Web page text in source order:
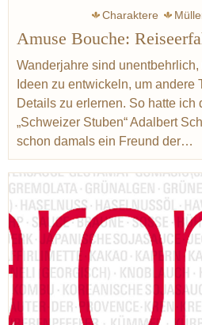
Charaktere
Schweizer Stuben
Müller
Mittelmeer
Nudeln
Provence
Amerika
Amuse Bouche:
Wanderjahre sind
Ideen zu entwickeln, um andere
Details zu erlernen. So hatte ich
„Schweizer Stuben“ Adalbert
schon damals ein Freund der…